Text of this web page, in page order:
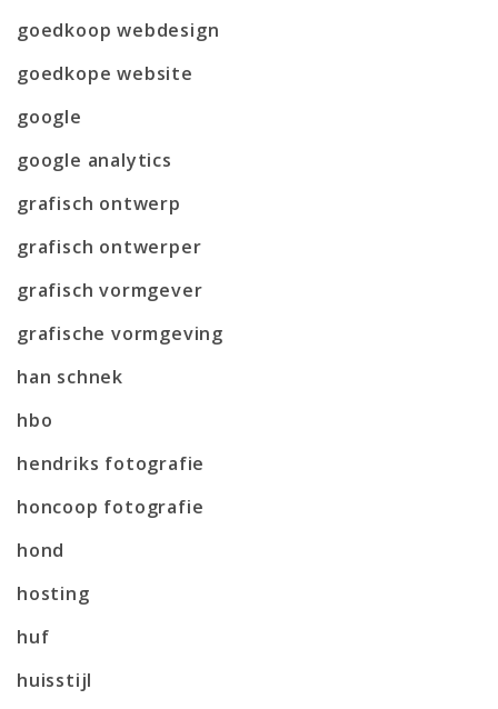
goedkoop webdesign
goedkope website
google
google analytics
grafisch ontwerp
grafisch ontwerper
grafisch vormgever
grafische vormgeving
han schnek
hbo
hendriks fotografie
honcoop fotografie
hond
hosting
huf
huisstijl